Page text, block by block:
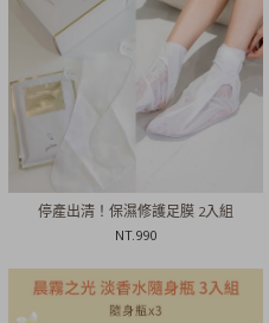
停產出清！保濕修護足膜 2入組
NT.990